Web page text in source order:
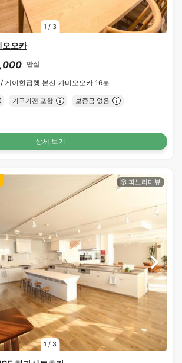
1 / 3
오오카
만실
게이힌급행 본선 가미오오카 16분
가구가전 포함 보증금 없음
상세 보기
1 / 3